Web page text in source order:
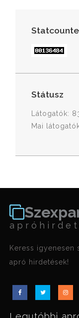
Státusz
Látogatók:
Mai
Keress igyenesen
apró hirdetések!